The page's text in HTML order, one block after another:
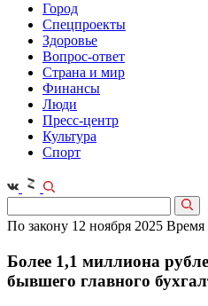
Город
Спецпроекты
Здоровье
Вопрос-ответ
Страна и мир
Финансы
Люди
Пресс-центр
Культура
Спорт
По закону 12 ноября 2025 Время
Более 1,1 миллиона
бывшего главного